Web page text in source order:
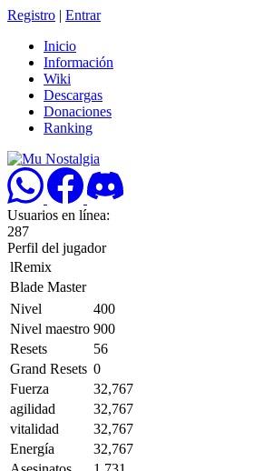
Registro | Entrar
Inicio
Información
Wiki
Descargas
Donaciones
Ranking
Usuarios en línea:
287
Perfil del jugador
lRemix
Blade Master
Nivel
400
Nivel maestro 900
Resets
56
Grand Resets 0
Fuerza
32,767
agilidad
32,767
vitalidad
32,767
Energía
32,767